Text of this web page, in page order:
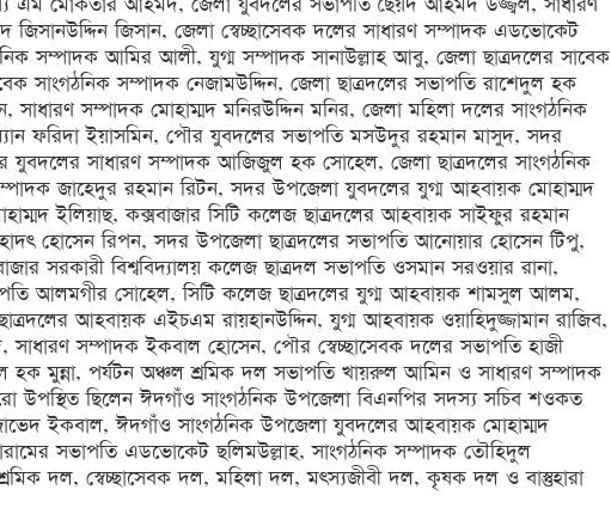
জিসান, জেলা স্বেচ্ছাসেবক দলের সাধারণ সম্পাদক এডভোকেট
সম্পাদক আমির আলী, যুগ্ম সম্পাদক সানাউল্লাহ আবু, জেলা ছাত্রদলের সাবেক
সাংগঠনিক সম্পাদক নেজামউদ্দিন, জেলা ছাত্রদলের সভাপতি রাশেদুল হক
সম্পাদক মোহাম্মদ মনিরউদ্দিন মনির, জেলা মহিলা দলের সাংগঠনিক
ফরিদা ইয়াসমিন, পৌর যুবদলের সভাপতি মসউদুর রহমান মাসুদ, সদর
সাধারণ সম্পাদক আজিজুল হক সোহেল, জেলা ছাত্রদলের সাংগঠনিক
জাহেদুর রহমান রিটন, সদর উপজেলা যুবদলের যুগ্ম আহবায়ক মোহাম্মদ
ইলিয়াছ, কক্সবাজার সিটি কলেজ ছাত্রদলের আহবায়ক সাইফুর রহমান
হোসেন রিপন, সদর উপজেলা ছাত্রদলের সভাপতি আনোয়ার হোসেন টিপু,
সরকারী বিশ্ববিদ্যালয় কলেজ ছাত্রদল সভাপতি ওসমান সরওয়ার রানা,
আলমগীর সোহেল, সিটি কলেজ ছাত্রদলের যুগ্ম আহবায়ক শামসুল আলম,
ছাত্রদলের আহবায়ক এইচএম রায়হানউদ্দিন, যুগ্ম আহবায়ক ওয়াহিদুজ্জামান রাজিব,
সম্পাদক ইকবাল হোসেন, পৌর স্বেচ্ছাসেবক দলের সভাপতি হাজী
মুন্না, পর্যটন অঞ্চল শ্রমিক দল সভাপতি খায়রুল আমিন ও সাধারণ সম্পাদক
উপস্থিত ছিলেন ঈদগাঁও সাংগঠনিক উপজেলা বিএনপির সদস্য সচিব শওকত
ইকবাল, ঈদগাঁও সাংগঠনিক উপজেলা যুবদলের আহবায়ক মোহাম্মদ
সভাপতি এডভোকেট ছলিমউল্লাহ, সাংগঠনিক সম্পাদক তৌহিদুল
দল, স্বেচ্ছাসেবক দল, মহিলা দল, মৎস্যজীবী দল, কৃষক দল ও বাস্তুহারা